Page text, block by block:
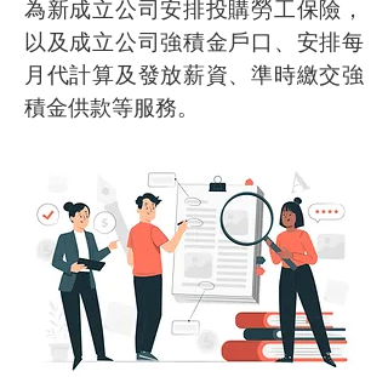
為新成立公司安排投購勞工保險，
以及成立公司強積金戶口、安排每
月代計算及發放薪資、準時繳交強
積金供款等服務。